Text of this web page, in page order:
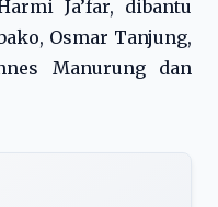
Ja’far, dibantu
Osmar Tanjung,
Manurung dan